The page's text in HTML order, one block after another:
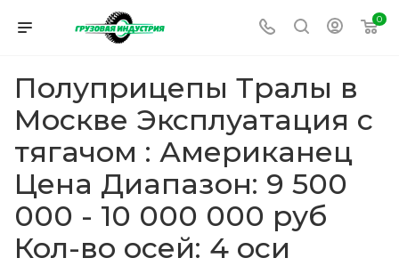
0
Полуприцепы Тралы в
Москве Эксплуатация с
тягачом : Американец
Цена Диапазон: 9 500
000 - 10 000 000 руб
Кол-во осей: 4 оси